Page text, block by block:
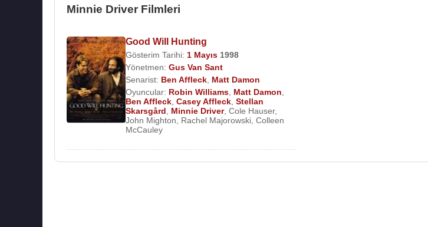
Minnie Driver Filmleri
Good Will Hunting
Gösterim Tarihi: 1 Mayıs 1998
Yönetmen: Gus Van Sant
Senarist: Ben Affleck Matt Damon
Oyuncular: Robin Williams Matt Damon
Ben Affleck Casey Affleck Stellan
Skarsgård
Minnie Driver, Cole Hauser,
John Mighton
Rachel Majorowski Colleen
McCauley